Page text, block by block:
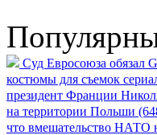
Суд Евросоюза обязал
костюмы для съемок
президент Франции
на территории Польши
что вмешательство НАТО